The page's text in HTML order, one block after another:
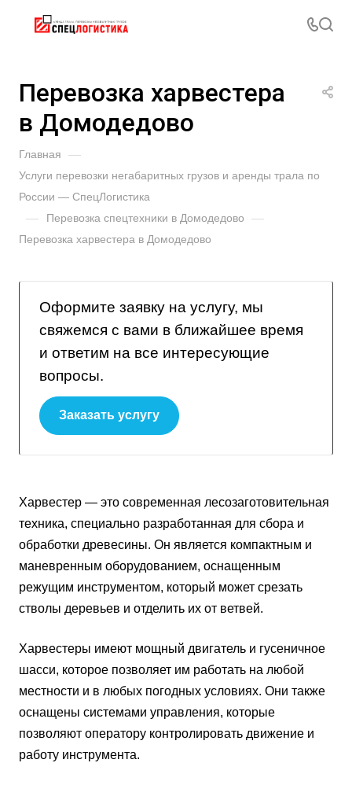
Перевозка харвестера
в Домодедово
Главная —
Услуги перевозки негабаритных грузов и аренды трала по
России — СпецЛогистика
— Перевозка спецтехники в Домодедово —
Перевозка харвестера в Домодедово
Оформите заявку на услугу, мы
свяжемся с вами в ближайшее время
и ответим на все интересующие
вопросы.
Заказать услугу
Харвестер — это современная лесозаготовительная
техника, специально разработанная для сбора и
обработки древесины. Он является компактным и
маневренным оборудованием, оснащенным
режущим инструментом, который может срезать
стволы деревьев и отделить их от ветвей.
Харвестеры имеют мощный двигатель и гусеничное
шасси, которое позволяет им работать на любой
местности и в любых погодных условиях. Они также
оснащены системами управления, которые
позволяют оператору контролировать движение и
работу инструмента.